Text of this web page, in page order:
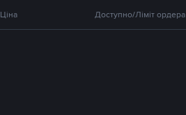
Ціна Доступно/Ліміт ордера